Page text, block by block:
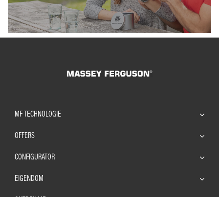
MF TECHNOLOGIE
OFFERS
CONFIGURATOR
EIGENDOM